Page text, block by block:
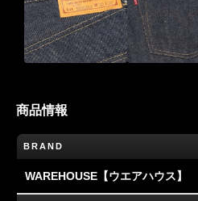
商品情報
BRAND
WAREHOUSE【ウエアハウス】